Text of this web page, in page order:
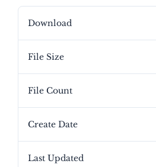
Download
File Size
File Count
Create Date
Last Updated